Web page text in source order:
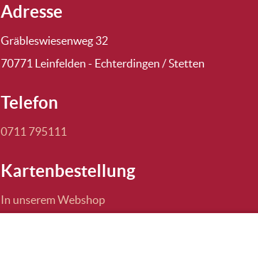
Adresse
Gräbleswiesenweg 32
70771 Leinfelden - Echterdingen / Stetten
Telefon
0711 795111
Karten­bestellung
In unserem Webshop